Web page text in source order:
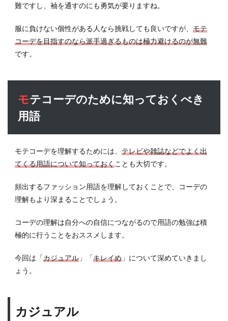
用
モテ
コー
デを
実し
た人
生
難ですし、袖を通すのにも勇気が要りますね。
服に負けない個性がある人なら挑戦しても良いですが、 モテ
コーデを目指すのなら派手過ぎるものは極力避けるのが無難
です。
モテコーデのために知っておくべき
用語
モテコーデを理解するためには、 テレビや雑誌などでよく出
てくる用語について知っておくことも大切です。
頻出するファッション用語を理解しておくことで、コーデの
理解もより深まることでしょう。
コーデの理解は自分への自信につながるので用語の勉強は積
極的に行うことをおススメします。
今回は「カジュアル 」「キレイめ 」について深めていきまし
ょう。
カジュアル